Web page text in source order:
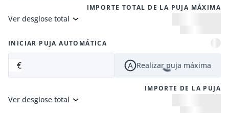
IMPORTE TOTAL DE LA PUJA MÁXIMA
Ver desglose total
INICIAR PUJA AUTOMÁTICA
€ Realizar puja máxima
IMPORTE DE LA PUJA
Ver desglose total